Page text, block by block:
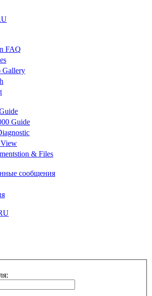
FAQ
Gallery
Guide
& Files
сообщения